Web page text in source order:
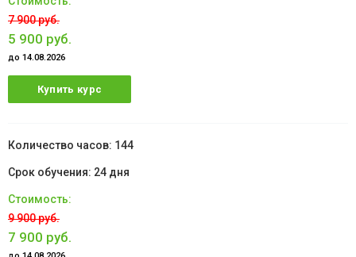
7 900 руб.
5 900 руб.
до 14.08.2026
Купить курс
144
24 дня
9 900 руб.
7 900 руб.